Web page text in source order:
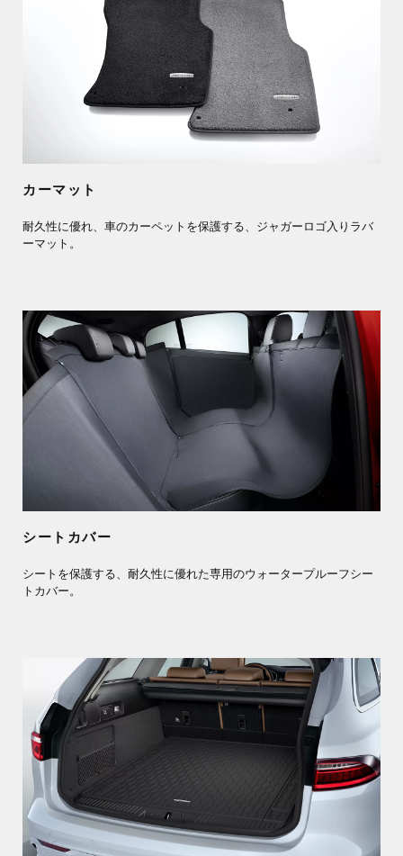
カーマット
耐久性に優れ、車のカーペットを保護する、ジャガーロゴ入りラバ
ーマット。
シートカバー
シートを保護する、耐久性に優れた専用のウォータープルーフシー
トカバー。